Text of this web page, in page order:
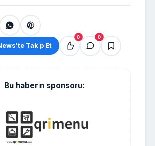
Takip Et
0 0
Bu haberin sponsoru: